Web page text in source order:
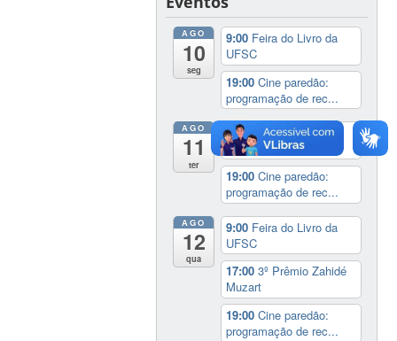
AGO
10
seg
9:00 Feira do Livro da
UFSC
19:00Cine paredão:
programação de rec...
AGO
11
ter
9:00Feira do Livro da
UFSC
19:00Cine paredão:
programação de rec...
AGO
12
qua
9:00 Feira do Livro da
UFSC
17:003º Prêmio Zahidé
Muzart
19:00Cine paredão:
programação de rec...